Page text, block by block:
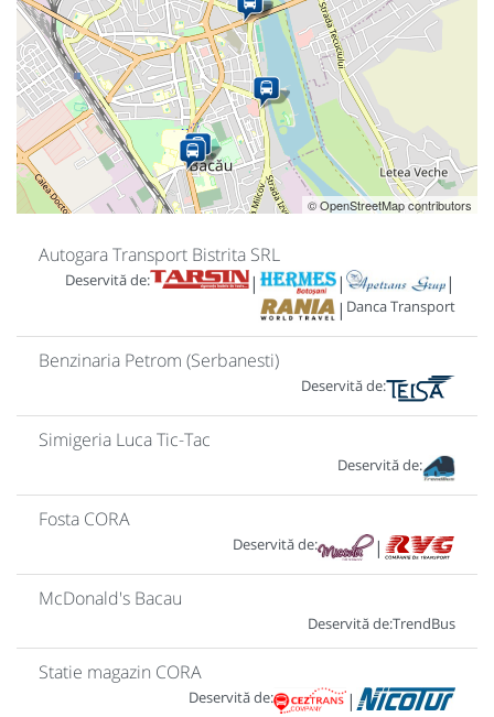
© OpenStreetMap contributors
Autogara Transport Bistrita SRL
Deservită de: | |
|
| Danca Transport
Benzinaria Petrom (Serbanesti)
Deservită de:
Simigeria Luca Tic-Tac
Deservită de:
Fosta CORA
Deservită de: |
McDonald's Bacau
Deservită de:TrendBus
Statie magazin CORA
Deservită de: |